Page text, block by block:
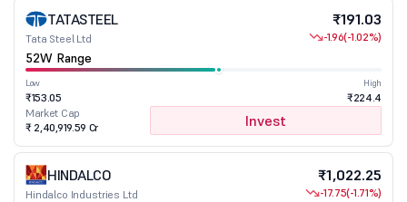
TATASTEEL
Tata Steel Ltd
₹191.03
-1.96(-1.02%)
52W Range
Low
₹153.05
High
₹224.4
Market Cap
₹ 2,40,919.59 Cr
Invest
HINDALCO
Hindalco Industries Ltd
₹1,022.25
-17.75(-1.71%)